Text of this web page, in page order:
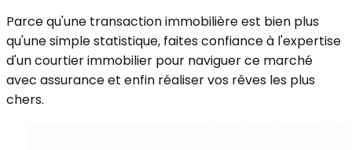
Parce qu'une transaction immobilière est bien plus
qu'une simple statistique, faites confiance à l'expertise
d'un courtier immobilier pour naviguer ce marché
avec assurance et enfin réaliser vos rêves les plus
chers.